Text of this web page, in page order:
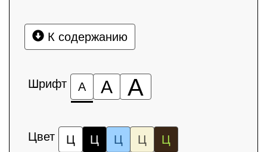
К содержанию
Шрифт А А А
Цвет Ц Ц Ц Ц Ц